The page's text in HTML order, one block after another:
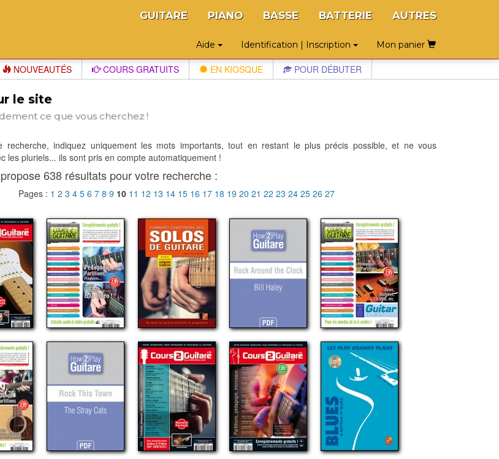
GUITARE PIANO BASSE BATTERIE AUTRES
Aide Identification | Inscription Mon panier
NOUVEAUTÉS COURS GRATUITS EN KIOSQUE POUR DÉBUTER
le site
ce que vous cherchez !
recherche, indiquez uniquement les mots importants, tout en restant le plus précis possible, et ne vous
les pluriels... ils sont pris en compte automatiquement !
638 résultats pour votre recherche :
Pages : 1 2 3 4 5 6 7 8 9 10 11 12 13 14 15 16 17 18 19 20 21 22 23 24 25 26 27